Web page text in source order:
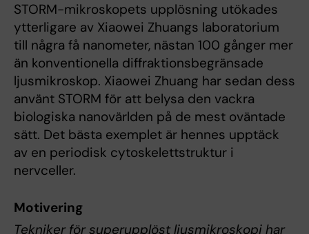
STORM-mikroskopets upplösning utökades
ytterligare av Xiaowei Zhuangs laboratorium
till några få nanometer, nästan 100 gånger mer
än konventionella diffraktionsbegränsade
ljusmikroskop. Xiaowei Zhuang har sedan dess
använt STORM för att belysa den vackra
biologiska nanovärlden på de mest oväntade
sätt. Det bästa exemplet är hennes upptäck
av en periodisk cytoskelettstruktur i
nervceller.
Motivering
Tekniker för superupplöst ljusmikroskopi har